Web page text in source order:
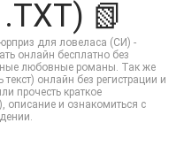
📗
для ловеласа (СИ) -
онлайн бесплатно без
любовные романы. Так же
онлайн без регистрации и
прочесть краткое
описание и ознакомиться с